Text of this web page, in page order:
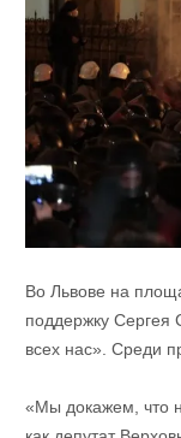
Во Львове на
поддержку Сергея
всех нас». Среди
«Мы докажем, что